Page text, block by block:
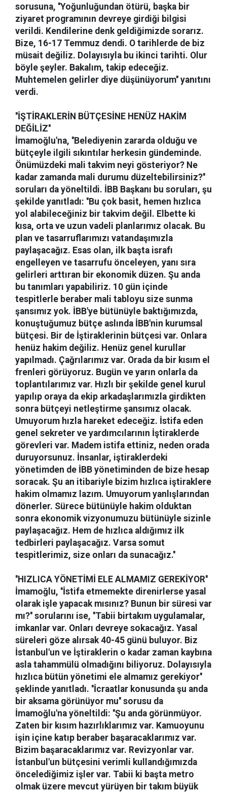
sorusuna, ''Yoğunluğundan ötürü, başka bir
ziyaret programının devreye girdiği bilgisi
verildi. Kendilerine denk geldiğimizde sorarız.
Bize, 16-17 Temmuz dendi. O tarihlerde de biz
müsait değiliz. Dolayısıyla bu ikinci tarihti. Olur
böyle şeyler. Bakalım, takip edeceğiz.
Muhtemelen gelirler diye düşünüyorum'' yanıtını
verdi.
''İŞTİRAKLERİN BÜTÇESİNE HENÜZ HAKİM
DEĞİLİZ''
İmamoğlu'na, ''Belediyenin zararda olduğu ve
bütçeyle ilgili sıkıntılar herkesin gündeminde.
Önümüzdeki mali takvim neyi gösteriyor? Ne
kadar zamanda mali durumu düzeltebilirsiniz?''
soruları da yöneltildi. İBB Başkanı bu soruları, şu
şekilde yanıtladı: ''Bu çok basit, hemen hızlıca
yol alabileceğiniz bir takvim değil. Elbette ki
kısa, orta ve uzun vadeli planlarımız olacak. Bu
plan ve tasarruflarımızı vatandaşımızla
paylaşacağız. Esas olan, ilk başta israfı
engelleyen ve tasarrufu önceleyen, yanı sıra
gelirleri arttıran bir ekonomik düzen. Şu anda
bu tanımları yapabiliriz. 10 gün içinde
tespitlerle beraber mali tabloyu size sunma
şansımız yok. İBB'ye bütünüyle baktığımızda,
konuştuğumuz bütçe aslında İBB'nin kurumsal
bütçesi. Bir de İştiraklerinin bütçesi var. Onlara
henüz hakim değiliz. Henüz genel kurullar
yapılmadı. Çağrılarımız var. Orada da bir kısım el
frenleri görüyoruz. Bugün ve yarın onlarla da
toplantılarımız var. Hızlı bir şekilde genel kurul
yapılıp oraya da ekip arkadaşlarımızla girdikten
sonra bütçeyi netleştirme şansımız olacak.
Umuyorum hızla hareket edeceğiz. İstifa eden
genel sekreter ve yardımcılarının İştiraklerde
görevleri var. Madem istifa ettiniz, neden orada
duruyorsunuz. İnsanlar, iştiraklerdeki
yönetimden de İBB yönetiminden de bize hesap
soracak. Şu an itibariyle bizim hızlıca iştiraklere
hakim olmamız lazım. Umuyorum yanlışlarından
dönerler. Sürece bütünüyle hakim olduktan
sonra ekonomik vizyonumuzu bütünüyle sizinle
paylaşacağız. Hem de hızlıca aldığımız ilk
tedbirleri paylaşacağız. Varsa somut
tespitlerimiz, size onları da sunacağız.''
''HIZLICA YÖNETİMİ ELE ALMAMIZ GEREKİYOR''
İmamoğlu, ''İstifa etmemekte direnirlerse yasal
olarak işle yapacak mısınız? Bunun bir süresi var
mı?'' sorularını ise, ''Tabii birtakım uygulamalar,
imkanlar var. Onları devreye sokacağız. Yasal
süreleri göze alırsak 40-45 günü buluyor. Biz
İstanbul'un ve İştiraklerin o kadar zaman kaybına
asla tahammülü olmadığını biliyoruz. Dolayısıyla
hızlıca bütün yönetimi ele almamız gerekiyor''
şeklinde yanıtladı. ''İcraatlar konusunda şu anda
bir aksama görünüyor mu'' sorusu da
İmamoğlu'na yöneltildi: ''Şu anda görünmüyor.
Zaten bir kısım hazırlıklarımız var. Kamuoyunu
işin içine katıp beraber başaracaklarımız var.
Bizim başaracaklarımız var. Revizyonlar var.
İstanbul'un bütçesini verimli kullandığımızda
öncelediğimiz işler var. Tabii ki başta metro
olmak üzere mevcut yürüyen bir takım büyük